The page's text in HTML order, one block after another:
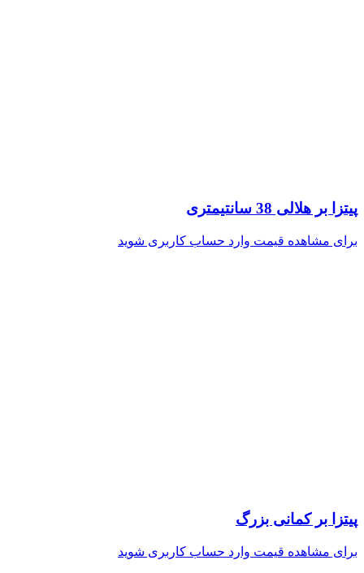
پیتزا بر هلالی 38 سانتیمتری
برای مشاهده قیمت وارد حساب کاربری شوید
پیتزا بر کمانی بزرگ
برای مشاهده قیمت وارد حساب کاربری شوید